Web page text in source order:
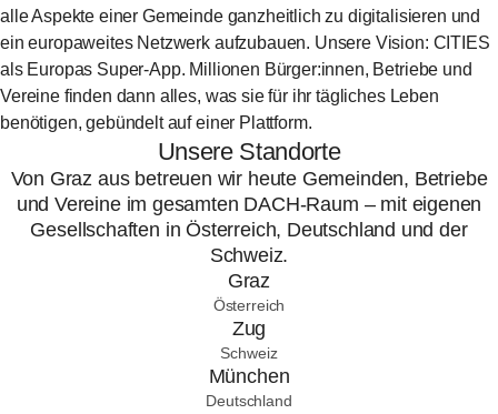
alle Aspekte einer Gemeinde ganzheitlich zu digitalisieren und
ein europaweites Netzwerk aufzubauen. Unsere Vision: CITIES
als Europas Super-App. Millionen Bürger:innen, Betriebe und
Vereine finden dann alles, was sie für ihr tägliches Leben
benötigen, gebündelt auf einer Plattform.
Unsere Standorte
Von Graz aus betreuen wir heute Gemeinden, Betriebe
und Vereine im gesamten DACH-Raum – mit eigenen
Gesellschaften in Österreich, Deutschland und der
Schweiz.
Graz
Österreich
Zug
Schweiz
München
Deutschland